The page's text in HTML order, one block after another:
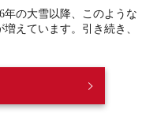
年の大雪以降、このような
えています。引き続き、